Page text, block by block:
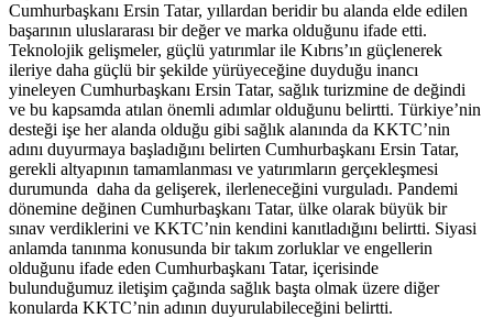
Cumhurbaşkanı Ersin Tatar, yıllardan beridir bu alanda elde edilen
başarının uluslararası bir değer ve marka olduğunu ifade etti.
Teknolojik gelişmeler, güçlü yatırımlar ile Kıbrıs’ın güçlenerek
ileriye daha güçlü bir şekilde yürüyeceğine duyduğu inancı
yineleyen Cumhurbaşkanı Ersin Tatar, sağlık turizmine de değindi
ve bu kapsamda atılan önemli adımlar olduğunu belirtti. Türkiye’nin
desteği işe her alanda olduğu gibi sağlık alanında da KKTC’nin
adını duyurmaya başladığını belirten Cumhurbaşkanı Ersin Tatar,
gerekli altyapının tamamlanması ve yatırımların gerçekleşmesi
durumunda daha da gelişerek, ilerleneceğini vurguladı. Pandemi
dönemine değinen Cumhurbaşkanı Tatar, ülke olarak büyük bir
sınav verdiklerini ve KKTC’nin kendini kanıtladığını belirtti. Siyasi
anlamda tanınma konusunda bir takım zorluklar ve engellerin
olduğunu ifade eden Cumhurbaşkanı Tatar, içerisinde
bulunduğumuz iletişim çağında sağlık başta olmak üzere diğer
konularda KKTC’nin adının duyurulabileceğini belirtti.